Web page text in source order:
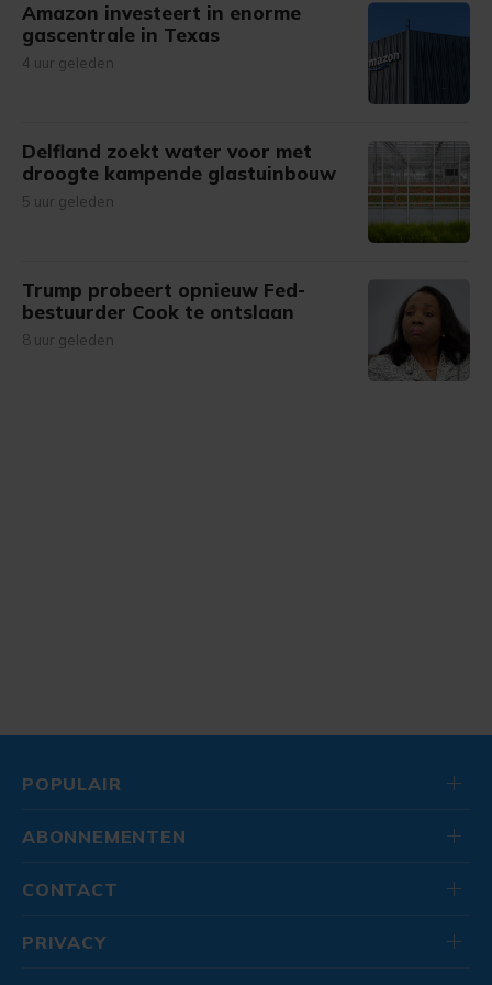
Amazon investeert in enorme
gascentrale in Texas
4 uur geleden
Delfland zoekt water voor met
droogte kampende glastuinbouw
5 uur geleden
Trump probeert opnieuw Fed-
bestuurder Cook te ontslaan
8 uur geleden
POPULAIR
ABONNEMENTEN
CONTACT
PRIVACY